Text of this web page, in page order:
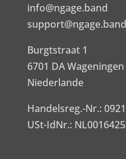
info@ngage.band
support@ngage.band
Burgtstraat 1
6701 DA Wageningen
Niederlande
Handelsreg.-Nr.:
USt-IdNr.: